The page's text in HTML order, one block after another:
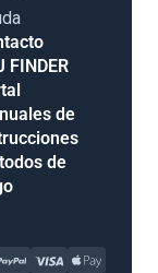
FINDER
de
de